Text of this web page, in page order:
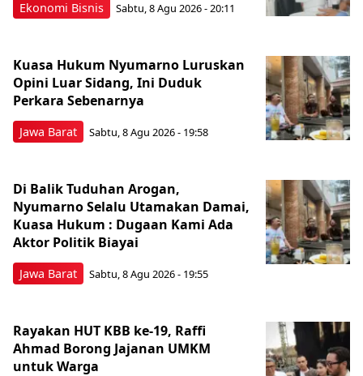
Ekonomi Bisnis Sabtu, 8 Agu 2026 - 20:11
Jawa Barat
Kuasa Hukum Nyumarno Luruskan
Opini Luar Sidang, Ini Duduk
Perkara Sebenarnya ​
Sabtu, 8 Agu 2026 - 19:58
Jawa Barat
Di Balik Tuduhan Arogan,
Nyumarno Selalu Utamakan Damai,
Kuasa Hukum : Dugaan Kami Ada
Aktor Politik Biayai
Sabtu, 8 Agu 2026 - 19:55
Rayakan HUT KBB ke-19, Raffi
Ahmad Borong Jajanan UMKM
untuk Warga